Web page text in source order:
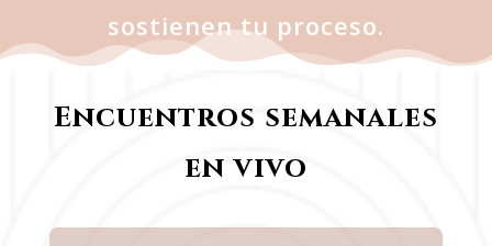
sostienen tu proceso.
Encuentros semanales
en vivo